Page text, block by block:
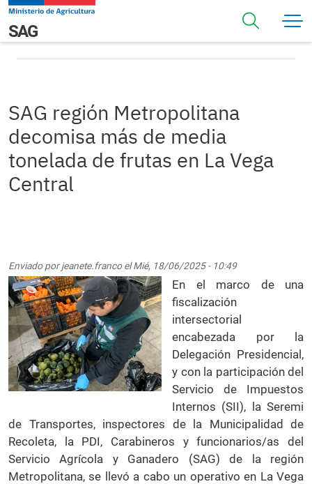
Pasar al contenido principal
Navegación principal
SAGSAG región Metropolitana decomisa más de media
tonelada de frutas en La Vega Central
SAG región Metropolitana
decomisa más de media
tonelada de frutas en La Vega
Central
Enviado porjeanete.francoelMié, 18/06/2025 - 10:49
En el marco de una
fiscalización
intersectorial
encabezada por la
Delegación Presidencial,
y con la participación del
Servicio de Impuestos
Internos (SII), la Seremi
de Transportes, inspectores de la Municipalidad de
Recoleta, la PDI, Carabineros y funcionarios/as del
Servicio Agrícola y Ganadero (SAG) de la región
Metropolitana, se llevó a cabo un operativo en La Vega